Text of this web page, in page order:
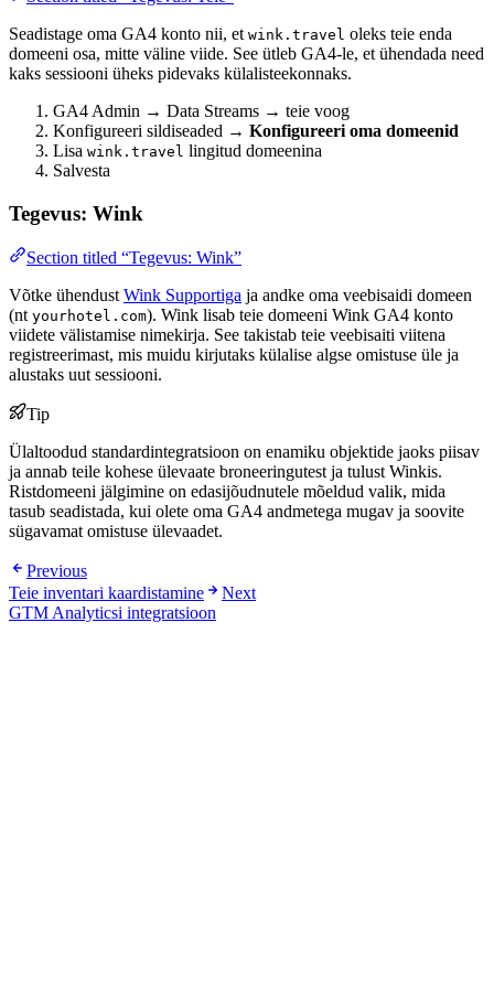
Seadistage oma GA4 konto nii, et wink.travel oleks teie enda
domeeni osa, mitte väline viide. See ütleb GA4-le, et ühendada need
kaks sessiooni üheks pidevaks külalisteekonnaks.
GA4 Admin → Data Streams → teie voog
Konfigureeri sildiseaded → Konfigureeri oma domeenid
Lisa wink.travel lingitud domeenina
Salvesta
Tegevus: Wink
Section titled “Tegevus: Wink”
Võtke ühendust Wink Supportiga ja andke oma veebisaidi domeen
(nt yourhotel.com). Wink lisab teie domeeni Wink GA4 konto
viidete välistamise nimekirja. See takistab teie veebisaiti viitena
registreerimast, mis muidu kirjutaks külalise algse omistuse üle ja
alustaks uut sessiooni.
Tip
Ülaltoodud standardintegratsioon on enamiku objektide jaoks piisav
ja annab teile kohese ülevaate broneeringutest ja tulust Winkis.
Ristdomeeni jälgimine on edasijõudnutele mõeldud valik, mida
tasub seadistada, kui olete oma GA4 andmetega mugav ja soovite
sügavamat omistuse ülevaadet.
Previous
Teie inventari kaardistamine
Next
GTM Analyticsi integratsioon